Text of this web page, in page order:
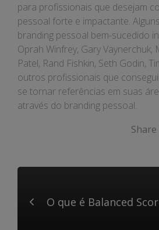
para profissionais que desejam
pessoal forte e impactante.
branding pessoal bem-sucedido
Oprah Winfrey, Gary Vaynerchuk,
Patel, Rand Fishkin, Seth Godin,
outros profissionais que
se tornar referências em suas
através do branding pessoal.
O que é Balanced